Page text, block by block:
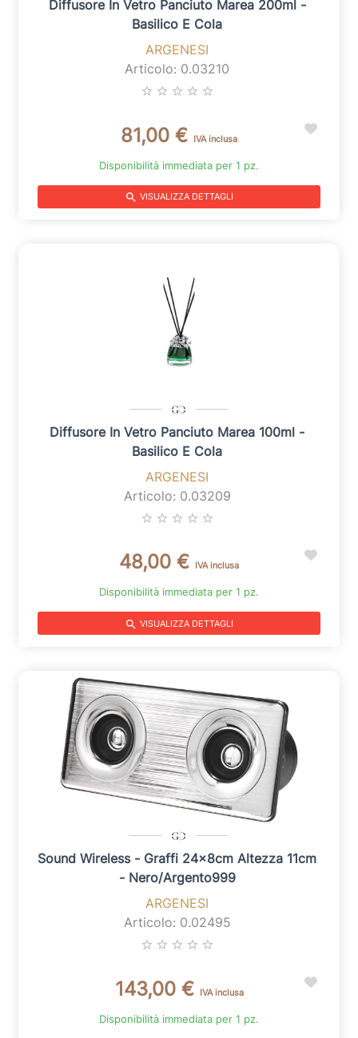
Diffusore In Vetro Panciuto Marea 200ml -
Basilico E Cola
ARGENESI
Articolo: 0.03210
star_border star_border star_border star_border star_border
81,00 € IVA inclusa
Disponibilità immediata per 1 pz.
search VISUALIZZA DETTAGLI
Diffusore In Vetro Panciuto Marea 100ml -
Basilico E Cola
ARGENESI
Articolo: 0.03209
star_border star_border star_border star_border star_border
48,00 € IVA inclusa
Disponibilità immediata per 1 pz.
search VISUALIZZA DETTAGLI
Sound Wireless - Graffi 24x8cm Altezza 11cm
- Nero/argento999
ARGENESI
Articolo: 0.02495
star_border star_border star_border star_border star_border
143,00 € IVA inclusa
Disponibilità immediata per 1 pz.